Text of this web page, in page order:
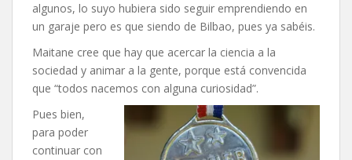
algunos, lo suyo hubiera sido seguir emprendiendo en
un garaje pero es que siendo de Bilbao, pues ya sabéis.
Maitane cree que hay que acercar la ciencia a la
sociedad y animar a la gente, porque está convencida
que “todos nacemos con alguna curiosidad”.
Pues bien,
para poder
continuar con